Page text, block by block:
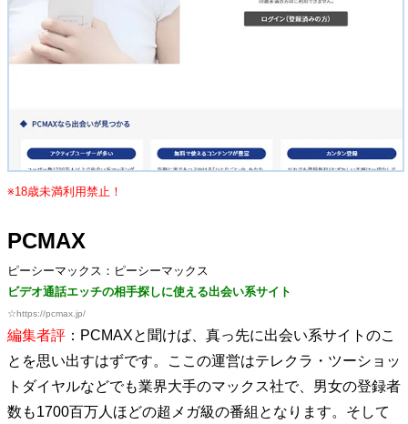
※18歳未満利用禁止！
PCMAX
ピーシーマックス：ピーシーマックス
ビデオ通話エッチの相手探しに使える出会い系サイト
☆https://pcmax.jp/
編集者評 ：PCMAXと聞けば、真っ先に出会い系サイトのこ
とを思い出すはずです。ここの運営はテレクラ・ツーショッ
トダイヤルなどでも業界大手のマックス社で、男女の登録者
数も1700百万人ほどの超メガ級の番組となります。そして